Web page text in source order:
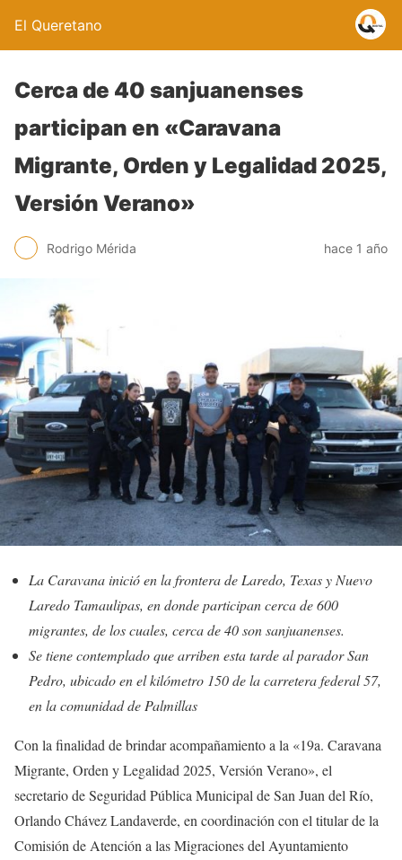
El Queretano
Cerca de 40 sanjuanenses
participan en «Caravana
Migrante, Orden y Legalidad 2025,
Versión Verano»
Rodrigo Mérida hace 1 año
La Caravana inició en la frontera de Laredo, Texas y Nuevo
Laredo Tamaulipas, en donde participan cerca de 600
migrantes, de los cuales, cerca de 40 son sanjuanenses.
Se tiene contemplado que arriben esta tarde al parador San
Pedro, ubicado en el kilómetro 150 de la carretera federal 57,
en la comunidad de Palmillas
Con la finalidad de brindar acompañamiento a la «19a. Caravana
Migrante, Orden y Legalidad 2025, Versión Verano», el
secretario de Seguridad Pública Municipal de San Juan del Río,
Orlando Chávez Landaverde, en coordinación con el titular de la
Comisión de Atención a las Migraciones del Ayuntamiento